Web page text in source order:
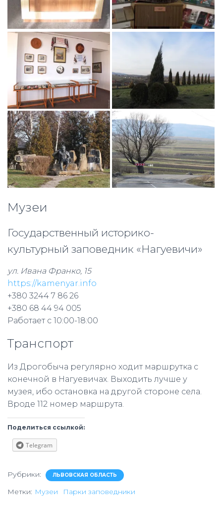
Музеи
Государственный историко-
культурный заповедник «Нагуевичи»
ул. Ивана Франко, 15
https://kamenyar.info
+380 3244 7 86 26
+380 68 44 94 005
Работает с 10:00-18:00
Транспорт
Из Дрогобыча регулярно ходит маршрутка с
конечной в Нагуевичах. Выходить лучше у
музея, ибо остановка на другой стороне села.
Вроде 112 номер маршрута.
Поделиться ссылкой:
Telegram
Рубрики: ЛЬВОВСКАЯ ОБЛАСТЬ
Метки: Музеи Парки заповедники